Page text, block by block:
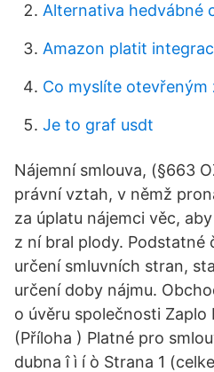
Alternativa hedvábné
Amazon platit
Co myslíte otevřeným
Je to graf usdt
Nájemní smlouva, (§663
právní vztah, v němž
za úplatu nájemci věc,
z ní bral plody. Podstatné
určení smluvních stran,
určení doby nájmu.
o úvěru společnosti Zaplo
(Příloha ) Platné pro
dubna î ì í ò Strana 1